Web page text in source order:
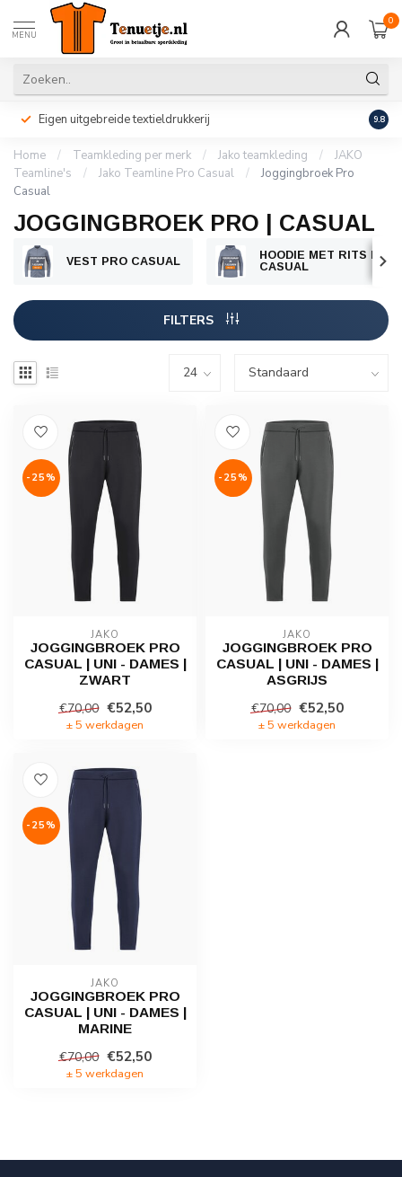
MENU
0
Eigen uitgebreide textieldrukkerij 9.8
Home / Teamkleding per merk / Jako teamkleding /
JAKO
Teamline's
/ Jako Teamline Pro Casual /
Joggingbroek Pro
Casual
JOGGINGBROEK PRO | CASUAL
VEST PRO CASUAL
HOODIE MET RITS PRO
CASUAL
FILTERS
-25%
JAKO
JOGGINGBROEK PRO
CASUAL | UNI - DAMES |
ZWART
€70,00 €52,50
± 5 werkdagen
-25%
JAKO
JOGGINGBROEK PRO
CASUAL | UNI - DAMES |
ASGRIJS
€70,00 €52,50
± 5 werkdagen
-25%
JAKO
JOGGINGBROEK PRO
CASUAL | UNI - DAMES |
MARINE
€70,00 €52,50
± 5 werkdagen